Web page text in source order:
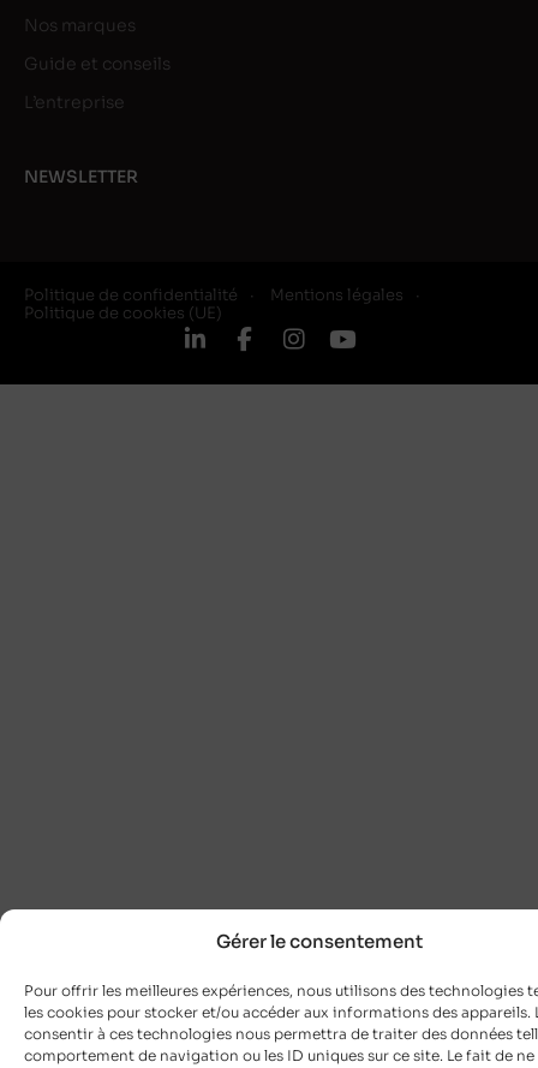
Gérer le consentement
Pour offrir les meilleures expériences, nous utilisons des technologies
les cookies pour stocker et/ou accéder aux informations des appareils.
consentir à ces technologies nous permettra de traiter des données
comportement de navigation ou les ID uniques sur ce site. Le fait de ne
Nos marques
Guide et conseils
L’entreprise
NEWSLETTER
Politique de confidentialité
Mentions légales
Politique de cookies (UE)